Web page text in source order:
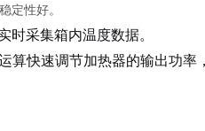
定性好。
时采集箱内温度数据。
算快速调节加热器的输出功